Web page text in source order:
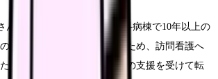
んは、総合病院の循環器内科病棟で10年以上の
専門性を地域医療で活かすため、訪問看護へ
。地域密着型エージェントの支援を受けて転